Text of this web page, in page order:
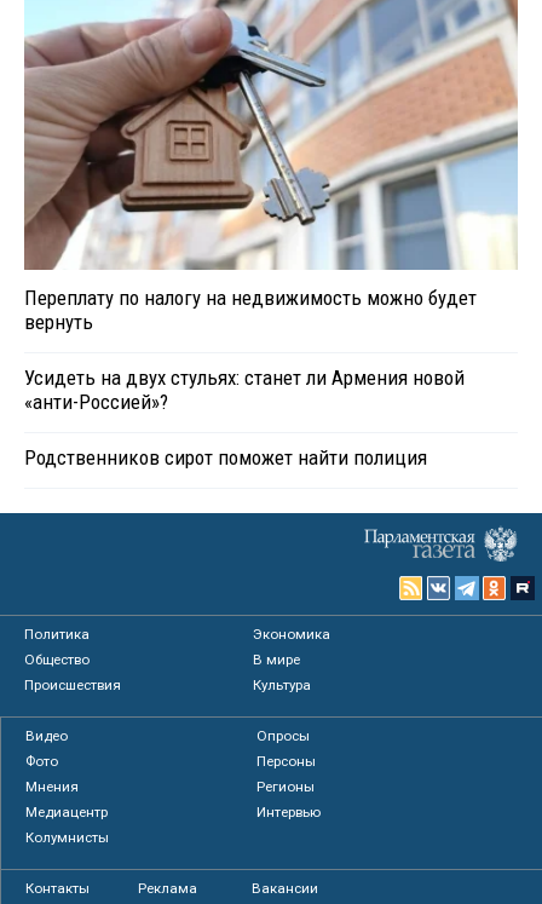
Переплату по налогу на недвижимость можно будет
вернуть
Усидеть на двух стульях: станет ли Армения новой
«анти-Россией»?
Родственников сирот поможет найти полиция
Политика
Экономика
Общество
В мире
Происшествия
Культура
Видео
Опросы
Фото
Персоны
Мнения
Регионы
Медиацентр
Интервью
Колумнисты
Контакты Реклама Вакансии